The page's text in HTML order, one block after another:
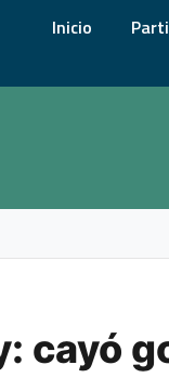
Inicio
cayó